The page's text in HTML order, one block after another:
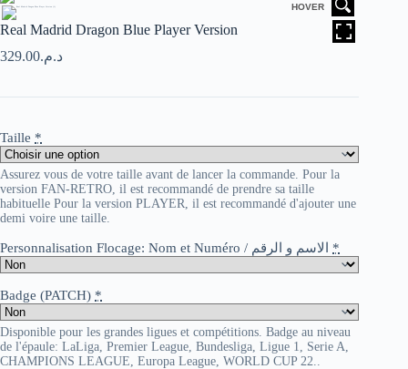
HOVER
Real Madrid Dragon Blue Player Version
د.م.329.00
Taille *
Assurez vous de votre taille avant de lancer la commande. Pour la
version FAN-RETRO, il est recommandé de prendre sa taille
habituelle Pour la version PLAYER, il est recommandé d'ajouter une
demi voire une taille.
Personnalisation Flocage: Nom et Numéro / الاسم و الرقم *
Badge (PATCH) *
Disponible pour les grandes ligues et compétitions. Badge au niveau
de l'épaule: LaLiga, Premier League, Bundesliga, Ligue 1, Serie A,
CHAMPIONS LEAGUE, Europa League, WORLD CUP 22..